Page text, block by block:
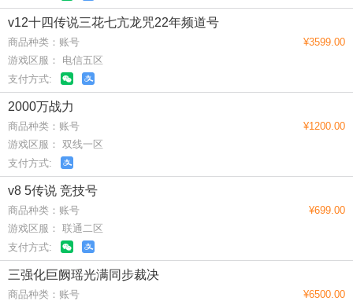
v12十四传说三花七亢龙咒22年频道号
商品种类：账号
游戏区服： 电信五区
支付方式:
¥3599.00
2000万战力
商品种类：账号
游戏区服： 双线一区
支付方式:
¥1200.00
v8 5传说 竞技号
商品种类：账号
游戏区服： 联通二区
支付方式:
¥699.00
三强化巨阙瑶光满同步裁决
商品种类：账号
¥6500.00